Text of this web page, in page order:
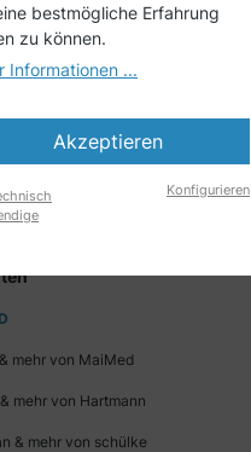
mehr von MaiMed
mehr von Hartmann
& mehr von schülke
bestmögliche Erfahrung
zu können.
Informationen ...
Akzeptieren
Konfigurieren